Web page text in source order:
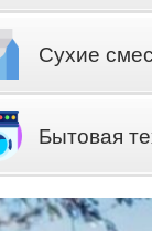
Сухие
Бытовая